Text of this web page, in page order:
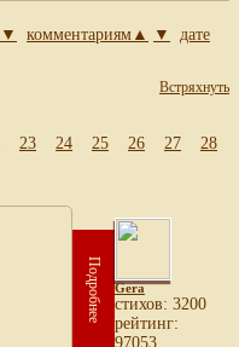
▼ комментариям▲ ▼
дате
Встряхнуть
23 24 25 26 27
28
Подробнее Gera
cтихов: 3200
рейтинг:
97053